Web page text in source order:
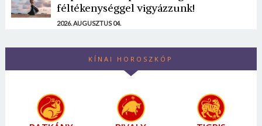
féltékenységgel vigyázzunk!
2026. AUGUSZTUS 04.
KÍNAI HOROSZKÓP